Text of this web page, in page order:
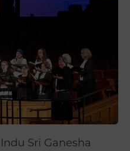
Sri Ganesha